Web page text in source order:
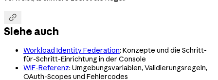

Siehe auch
Workload Identity Federation: Konzepte und die Schritt-
für-Schritt-Einrichtung in der Console
WIF-Referenz: Umgebungsvariablen, Validierungsregeln,
OAuth-Scopes und Fehlercodes